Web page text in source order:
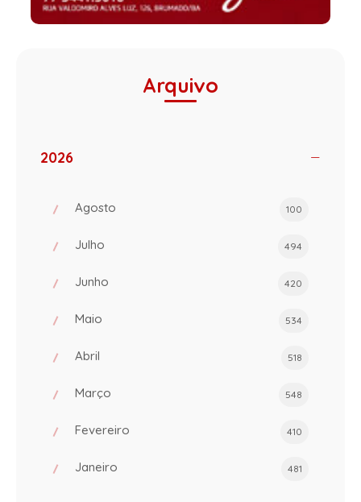
Arquivo
2026
Agosto 100
Julho 494
Junho 420
Maio 534
Abril 518
Março 548
Fevereiro 410
Janeiro 481